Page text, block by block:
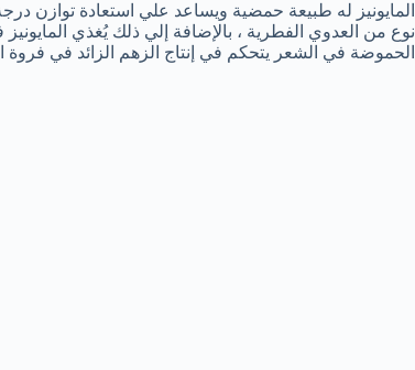
المايونيز له طبيعة حمضية ويساعد علي استعادة توازن
نوع من العدوي الفطرية ، بالإضافة إلي ذلك يُغذي
الحموضة في الشعر يتحكم في إنتاج الزهم الزائد في فروة